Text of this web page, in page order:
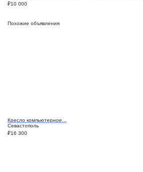
₽10 000
Похожие объявления
Кресло компьютерное...
Севастополь
₽16 300